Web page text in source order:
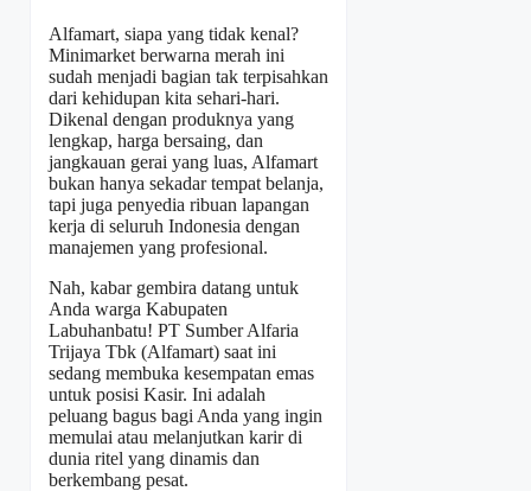
Alfamart, siapa yang tidak kenal?
Minimarket berwarna merah ini
sudah menjadi bagian tak terpisahkan
dari kehidupan kita sehari-hari.
Dikenal dengan produknya yang
lengkap, harga bersaing, dan
jangkauan gerai yang luas, Alfamart
bukan hanya sekadar tempat belanja,
tapi juga penyedia ribuan lapangan
kerja di seluruh Indonesia dengan
manajemen yang profesional.
Nah, kabar gembira datang untuk
Anda warga Kabupaten
Labuhanbatu! PT Sumber Alfaria
Trijaya Tbk (Alfamart) saat ini
sedang membuka kesempatan emas
untuk posisi Kasir. Ini adalah
peluang bagus bagi Anda yang ingin
memulai atau melanjutkan karir di
dunia ritel yang dinamis dan
berkembang pesat.